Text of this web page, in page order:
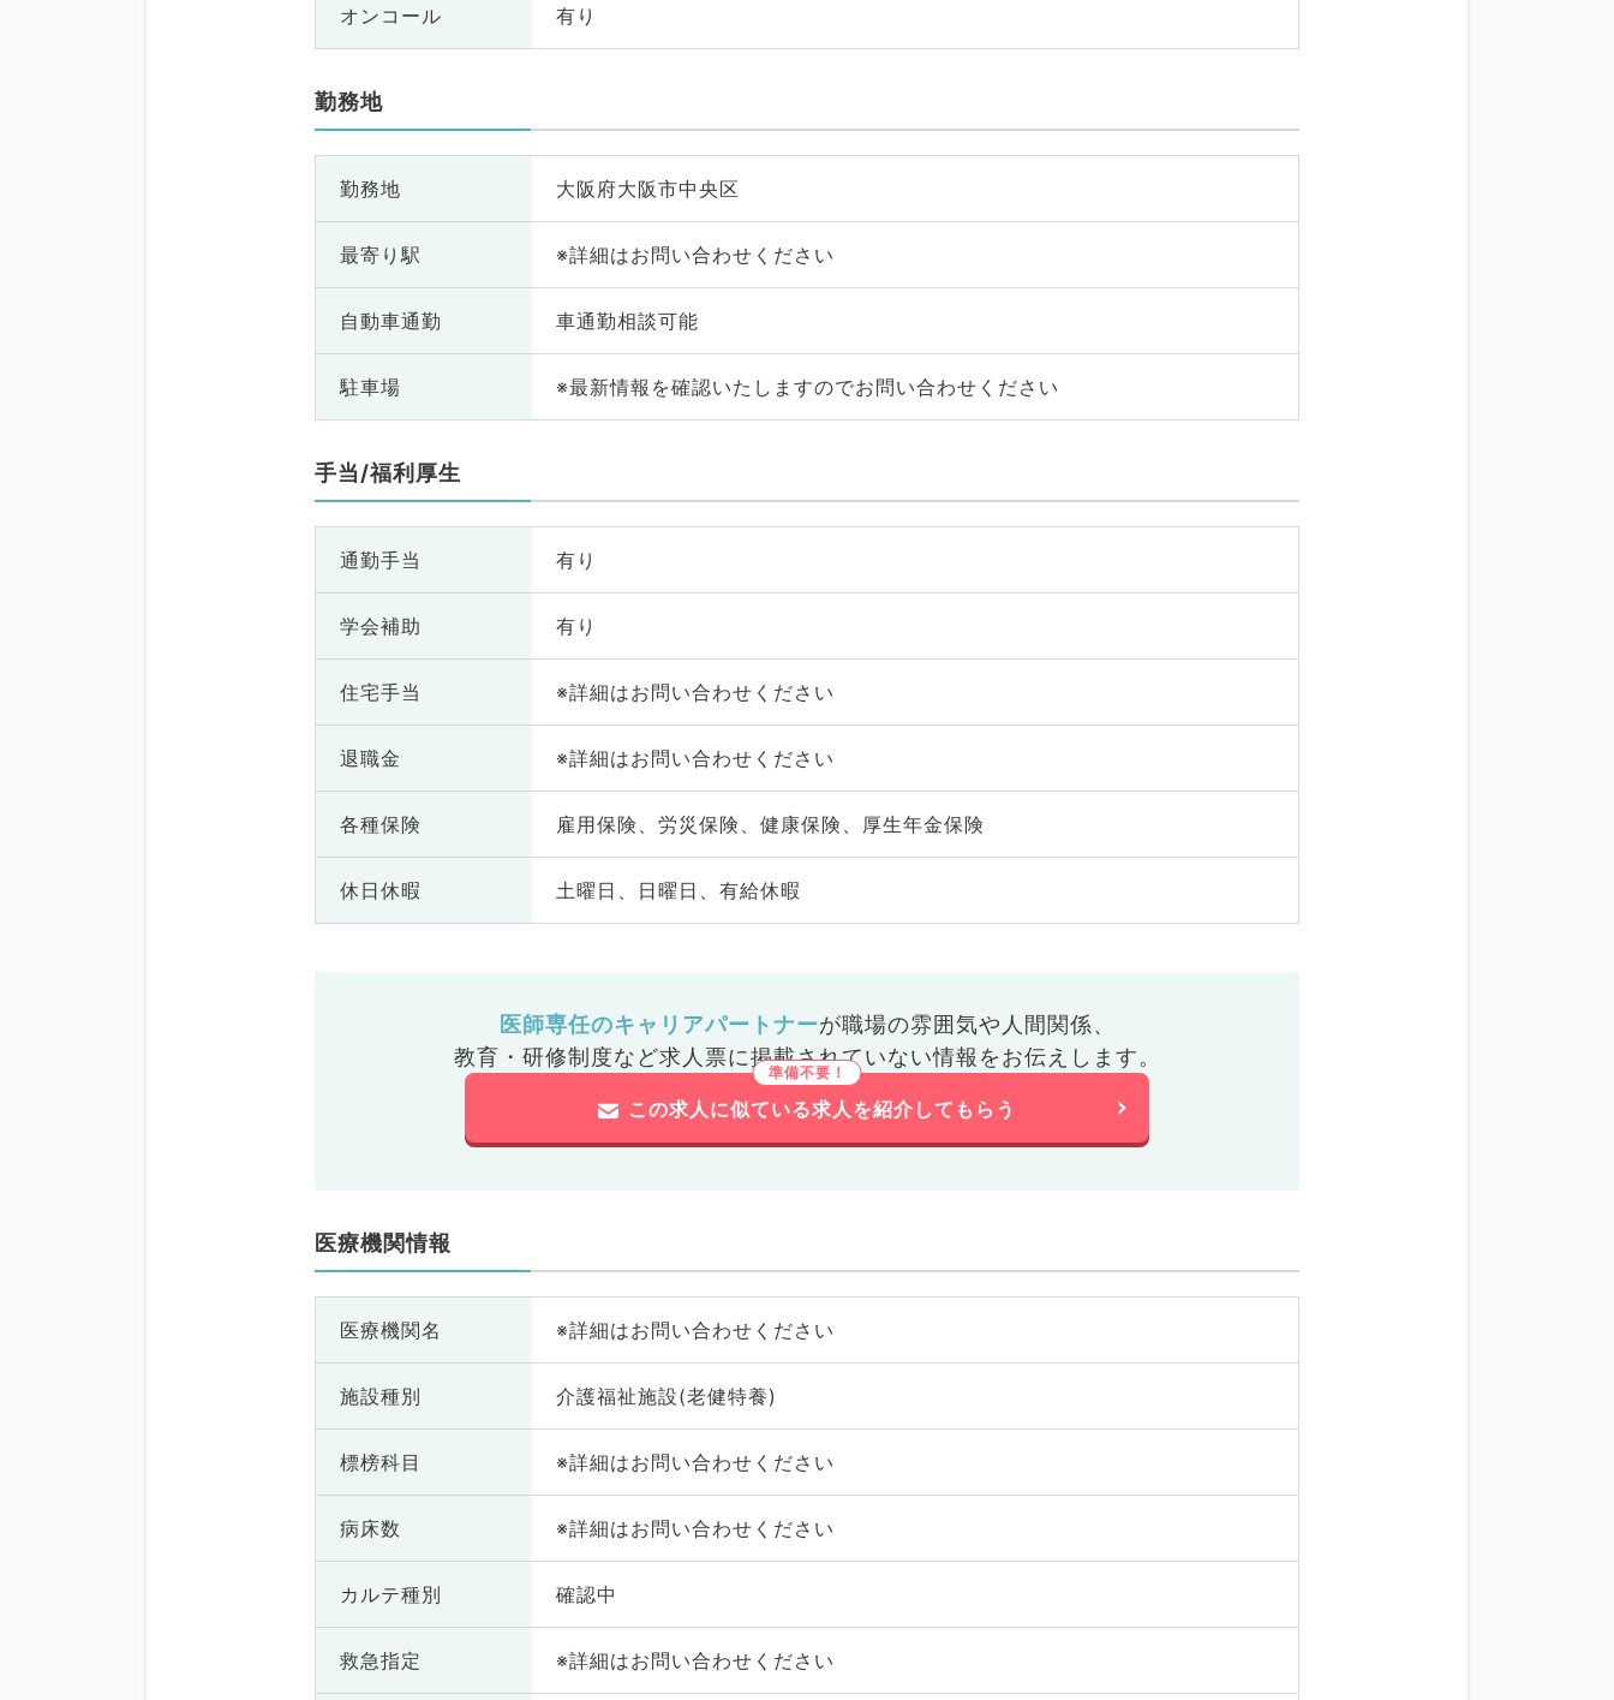
オンコール 有り
勤務地
勤務地 大阪府大阪市中央区
最寄り駅 ※詳細はお問い合わせください
自動車通勤 車通勤相談可能
駐車場 ※最新情報を確認いたしますのでお問い合わせください
手当/福利厚生
通勤手当 有り
学会補助 有り
住宅手当 ※詳細はお問い合わせください
退職金 ※詳細はお問い合わせください
各種保険 雇用保険、労災保険、健康保険、厚生年金保険
休日休暇 土曜日、日曜日、有給休暇
医師専任のキャリアパートナーが職場の雰囲気や人間関係、
教育・研修制度など求人票に掲載されていない情報をお伝えします。
この求人に似ている求人を紹介してもらう
医療機関情報
医療機関名 ※詳細はお問い合わせください
施設種別 介護福祉施設(老健特養)
標榜科目 ※詳細はお問い合わせください
病床数 ※詳細はお問い合わせください
カルテ種別 確認中
救急指定 ※詳細はお問い合わせください